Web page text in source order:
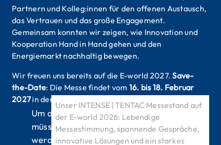
Partnern und Kolleg:innen für den offenen Austausch,
das Vertrauen und das große Engagement.
Gemeinsam konnten wir zeigen, wie Innovation und
Kooperation Hand in Hand gehen und den
Energiemarkt nachhaltig bewegen.
Wir freuen uns bereits auf die E-world 2027.Save-
the-Date: Die Messe findet vom 16. bis 18. Februar
2027in der Messe Essen statt.
Um diese Video sehen zu können,
müssen die Marketing Cookies aktiviert
werden. Klicken Sie auf den Button, um
Unser INTENSE | TENTAC Messestand auf
der E-world 2026: Lebendige
Messestimmung, spannende Gespräche,
innovative Lösungen und ein starkes